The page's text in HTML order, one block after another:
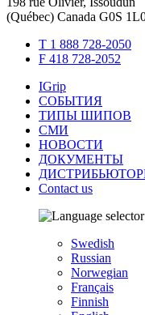
(Québec) Canada G0S
T 1 888 728-2050
F 418 728-2052
IGrip
СОБЫТИЯ
ТИПЫ ШИПОВ
СМИ
НОВОСТИ
ДОКУМЕНТЫ
Contact us
Swedish
Russian
Norwegian
Français
Finnish